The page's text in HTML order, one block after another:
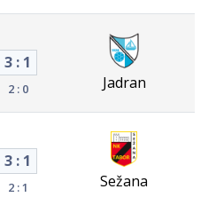
3 : 1
2 : 0 Jadran
3 : 1
2 : 1 Sežana